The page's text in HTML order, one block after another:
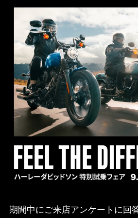
期間中にご来店アンケートに回